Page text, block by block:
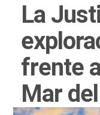
La
frente
Mar